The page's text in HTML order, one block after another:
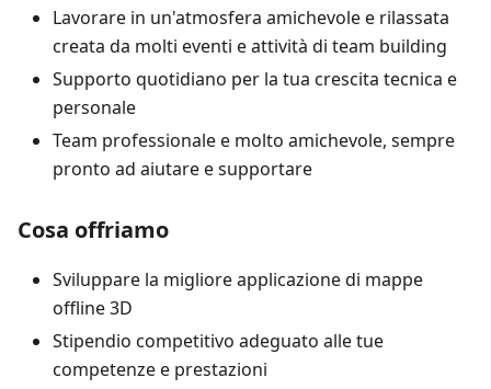
Lavorare in un'atmosfera amichevole e rilassata
creata da molti eventi e attività di team building
Supporto quotidiano per la tua crescita tecnica e
personale
Team professionale e molto amichevole, sempre
pronto ad aiutare e supportare
Cosa offriamo
Sviluppare la migliore applicazione di mappe
offline 3D
Stipendio competitivo adeguato alle tue
competenze e prestazioni